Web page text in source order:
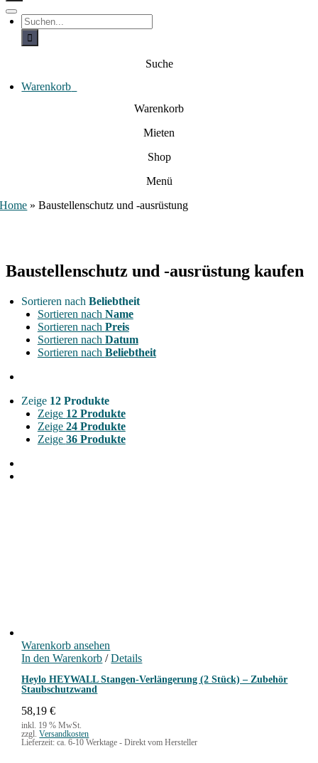
hT
o
a
S
u
h
c
h
Suche
Warenkorb
Warenkorb
Mieten
Shop
Menü
Home »Baustellenschutz und -ausrüstung
Baustellenschutz und -ausrüstung kaufen
Sortieren nachBeliebtheit
Sortieren nach Name
Sortieren nach Preis
Sortieren nach Datum
Sortieren nach Beliebtheit
Zeige 12 Produkte
Zeige 12 Produkte
Zeige 24 Produkte
Zeige 36 Produkte
Warenkorb ansehen
In den Warenkorb / Details
Heylo HEYWALL Stangen-Verlängerung (2 Stück) – Zubehör
Staubschutzwand
58,19€
inkl. 19 % MwSt.
zzgl.Versandkosten
Lieferzeit:ca. 6-10 Werktage - Direkt vom Hersteller